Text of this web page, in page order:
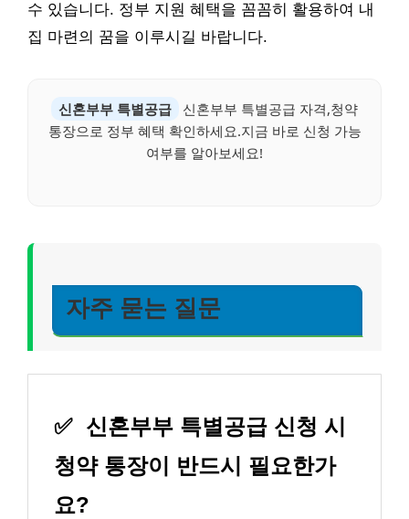
수 있습니다. 정부 지원 혜택을 꼼꼼히 활용하여 내
집 마련의 꿈을 이루시길 바랍니다.
신혼부부 특별공급
신혼부부 특별공급 자격,청약
통장으로 정부 혜택 확인하세요.지금 바로 신청 가능
여부를 알아보세요!
자주 묻는 질문
✅ 신혼부부 특별공급 신청 시
청약 통장이 반드시 필요한가
요?